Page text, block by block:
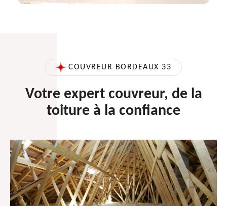
COUVREUR BORDEAUX 33
Votre expert couvreur, de la
toiture à la confiance